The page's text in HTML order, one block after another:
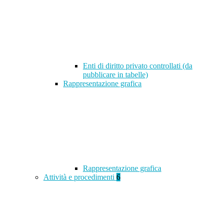
Enti di diritto privato controllati (da
pubblicare in tabelle)
Rappresentazione grafica
Rappresentazione grafica
Attività e procedimenti 6